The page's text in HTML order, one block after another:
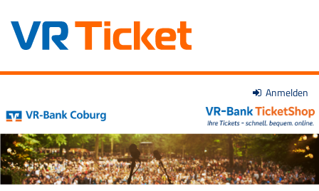
Inhalt
springen
Anmelden
VR-
Bank
Coburg